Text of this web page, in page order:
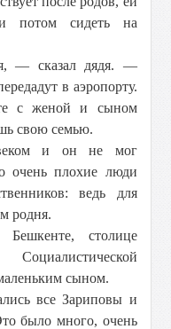
потом сидеть на
— сказал дядя. —
в аэропорту.
с женой и сыном
свою семью.
и он не мог
очень плохие люди
ведь для
родня.
столице
сыном.
все Зариповы и
было много, очень